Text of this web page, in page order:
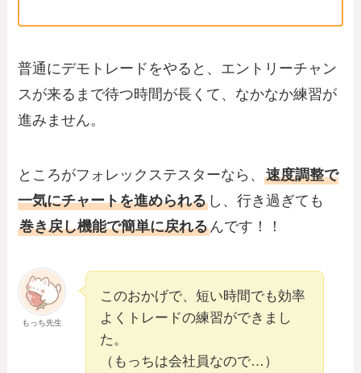
普通にデモトレードをやると、エントリーチャン
スが来るまで待つ時間が長くて、なかなか練習が
進みません。
ところがフォレックステスターなら、速度調整で
一気にチャートを進められる し、行き過ぎても
巻き戻し機能で簡単に戻れるんです！！
もっち先生
このおかげで、短い時間でも効率
よくトレードの練習ができまし
た。
（もっちは会社員なので…）